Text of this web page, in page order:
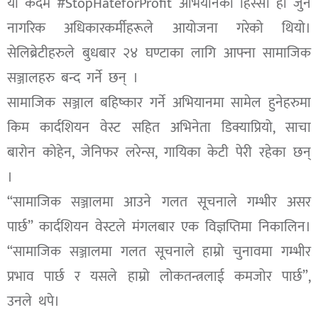
नागरिक अधिकारकर्मीहरूले आयोजना गरेको थियो।
सेलिब्रेटीहरुले बुधबार २४ घण्टाका लागि आफ्ना सामाजिक
सञ्जालहरु बन्द गर्ने छन् ।
सामाजिक सञ्जाल बहिष्कार गर्ने अभियानमा सामेल हुनेहरुमा
किम कार्दशियन वेस्ट सहित अभिनेता डिक्याप्रियो, साचा
बारोन कोहेन, जेनिफर लरेन्स, गायिका केटी पेरी रहेका छन्
।
“सामाजिक सञ्जालमा आउने गलत सूचनाले गम्भीर असर
पार्छ” कार्दशियन वेस्टले मंगलबार एक विज्ञप्तिमा निकालिन।
“सामाजिक सञ्जालमा गलत सूचनाले हाम्रो चुनावमा गम्भीर
प्रभाव पार्छ र यसले हाम्रो लोकतन्त्रलाई कमजोर पार्छ”,
उनले थपे।